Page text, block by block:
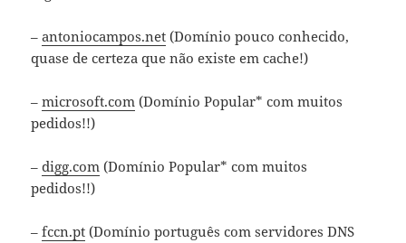
–antoniocampos.net (Domínio pouco conhecido,
quase de certeza que não existe em cache!)
–microsoft.com (Domínio Popular* com muitos
pedidos!!)
–digg.com (Domínio Popular* com muitos
pedidos!!)
–fccn.pt (Domínio português com servidores DNS